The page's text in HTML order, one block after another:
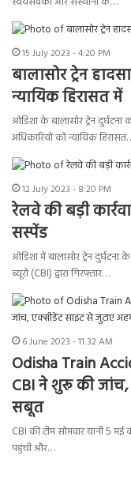
15 July 2023 - 4:20 PM
बालासोर ट्रेन
न्यायिक हिरासत में
ओडिशा के बालासोर ट्रेन
अधिकारियों को न्यायिक
12 July 2023 - 8:20 PM
रेलवे की बड़ी
सस्पेंड
ओडिशा में बालासोर ट्रेन
ब्यूरो (CBI) द्वारा गिरफ्तार…
6 June 2023 - 11:32 AM
Odisha Train
CBI ने शुरू की
सबूत
CBI की टीम सोमवार यानी 5
पहुंची और…